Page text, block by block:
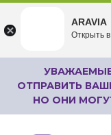
undefined
ОТПРАВИТЬ
НО ОНИ
ARAVIA
Открыть